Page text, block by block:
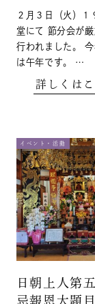
２月３日（火）１
堂にて 節分会が厳
行われました。
は午年です。 …
詳しくは
イベント・活動
日朝上人第
忌報恩大題